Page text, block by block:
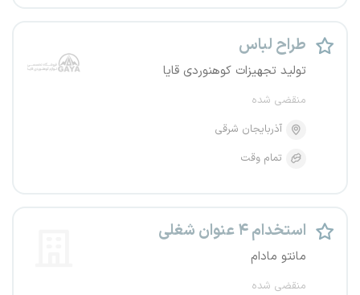
طراح لباس
تولید تجهیزات کوهنوردی قایا
منقضی شده
آذربایجان شرقی
تمام وقت
استخدام ۴ عنوان شغلی
مانتو مادام
منقضی شده